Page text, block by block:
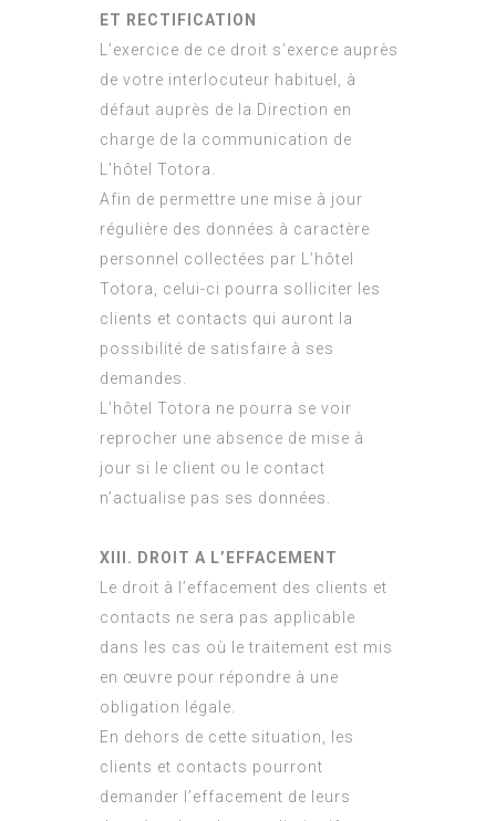
ET RECTIFICATION
L’exercice de ce droit s’exerce auprès
de votre interlocuteur habituel, à
défaut auprès de la Direction en
charge de la communication de
L’hôtel Totora.
Afin de permettre une mise à jour
régulière des données à caractère
personnel collectées par L’hôtel
Totora, celui-ci pourra solliciter les
clients et contacts qui auront la
possibilité de satisfaire à ses
demandes.
L’hôtel Totora ne pourra se voir
reprocher une absence de mise à
jour si le client ou le contact
n’actualise pas ses données.
XIII. DROIT A L’EFFACEMENT
Le droit à l’effacement des clients et
contacts ne sera pas applicable
dans les cas où le traitement est mis
en œuvre pour répondre à une
obligation légale.
En dehors de cette situation, les
clients et contacts pourront
demander l’effacement de leurs